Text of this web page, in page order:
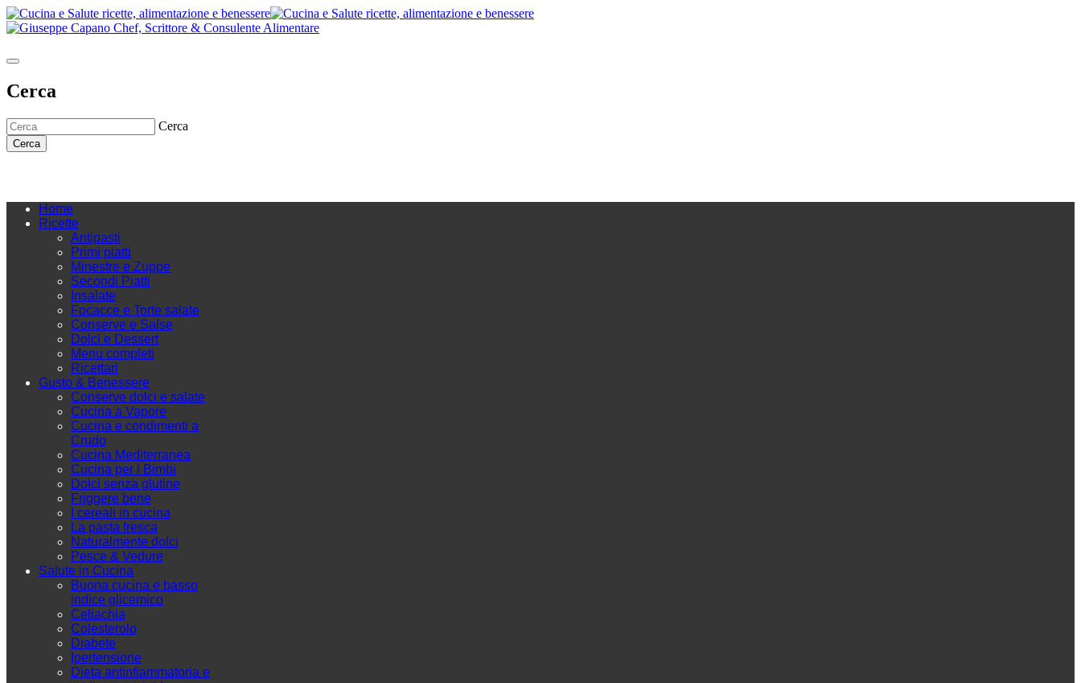
Cerca
Cerca
Cerca
Home
Ricette
Antipasti
Primi piatti
Minestre e Zuppe
Secondi Piatti
Insalate
Focacce e Torte salate
Conserve e Salse
Dolci e Dessert
Menu completi
Ricettari
Gusto & Benessere
Conserve dolci e salate
Cucina a Vapore
Cucina e condimenti a
Crudo
Cucina Mediterranea
Cucina per i Bimbi
Dolci senza glutine
Friggere bene
I cereali in cucina
La pasta fresca
Naturalmente dolci
Pesce & Vedure
Salute in Cucina
Buona cucina e basso
indice glicemico
Celiachia
Colesterolo
Diabete
Ipertensione
Dieta antinfiammatoria e